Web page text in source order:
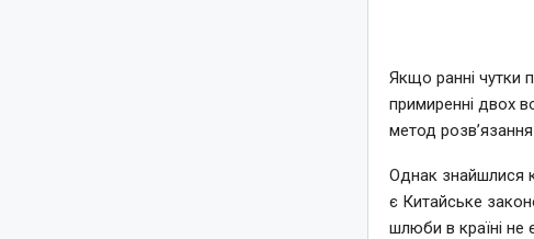
Якщо ранні чутки
примиренні двох
метод
Однак знайшлися
є Китайське
шлюби в країні не